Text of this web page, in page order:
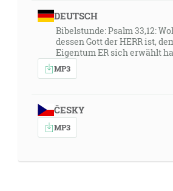
DEUTSCH
Bibelstunde: Psalm 33,12:
dessen Gott der HERR ist,
Eigentum ER sich erwählt
MP3
ČESKY
MP3